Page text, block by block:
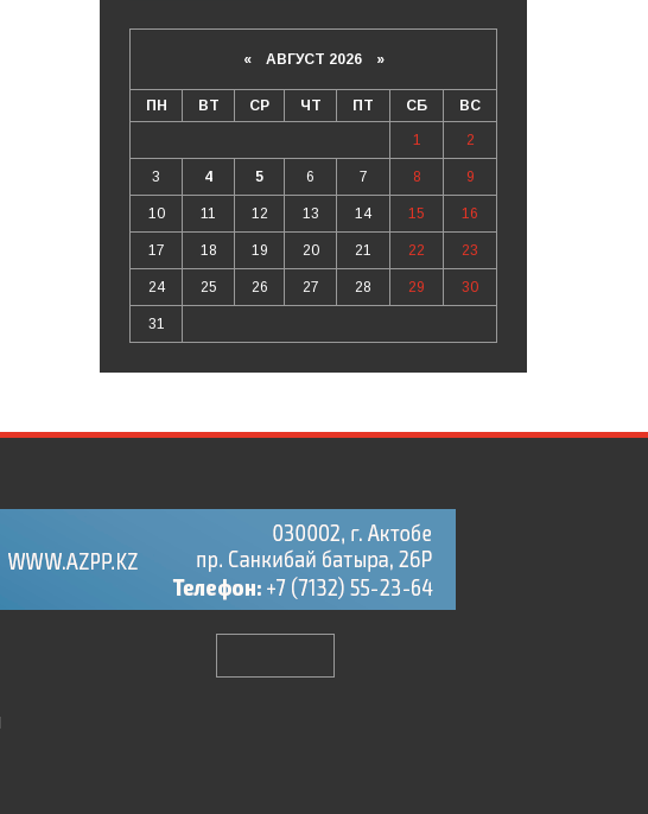
«АВГУСТ 2026 »
ПН ВТ СР ЧТ ПТ СБ ВС
1 2
3 4 5 6 7 8 9
10 11 12 13 14 15 16
17 18 19 20 21 22 23
24 25 26 27 28 29 30
31